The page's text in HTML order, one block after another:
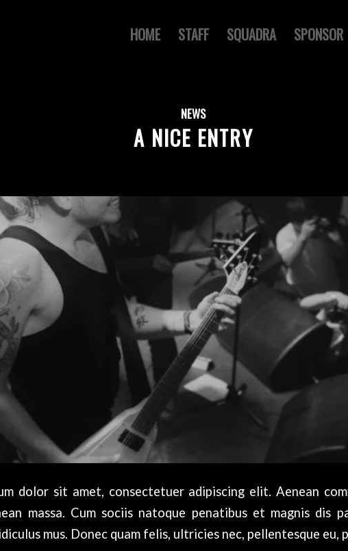
HOME STAFF SQUADRA SPONSOR
NEWS
A NICE ENTRY
dolor sit amet, consectetuer adipiscing elit. Aenean
massa. Cum sociis natoque penatibus et magnis dis
mus. Donec quam felis, ultricies nec, pellentesque eu,